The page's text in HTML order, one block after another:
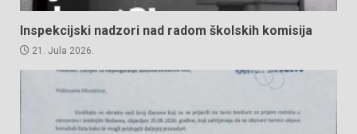
Inspekcijski nadzori nad radom školskih komisija
21. Jula 2026.